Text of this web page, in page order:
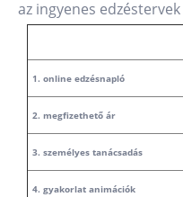
az ingyenes
1. online edzésnapló
2. megfizethető ár
3. személyes tanácsadás
4. gyakorlat animációk